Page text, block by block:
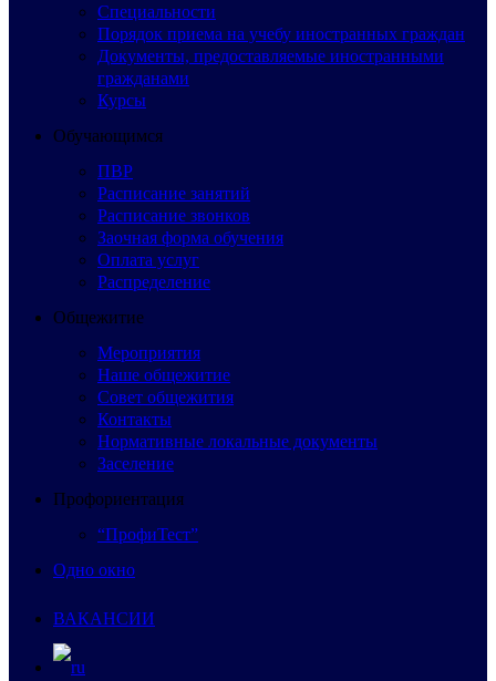
Специальности
Порядок приема на учебу иностранных граждан
Документы, предоставляемые иностранными
гражданами
Курсы
Обучающимся
ПВР
Расписание занятий
Расписание звонков
Заочная форма обучения
Оплата услуг
Распределение
Общежитие
Мероприятия
Наше общежитие
Совет общежития
Контакты
Нормативные локальные документы
Заселение
Профориентация
“ПрофиТест”
Одно окно
ВАКАНСИИ